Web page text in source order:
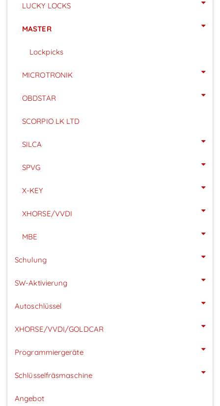
LUCKY LOCKS
MASTER
Lockpicks
MICROTRONIK
OBDSTAR
SCORPIO LK LTD
SILCA
SPVG
X-KEY
XHORSE/VVDI
MBE
Schulung
SW-Aktivierung
Autoschlüssel
XHORSE/VVDI/GOLDCAR
Programmiergeräte
Schlüsselfräsmaschine
Angebot